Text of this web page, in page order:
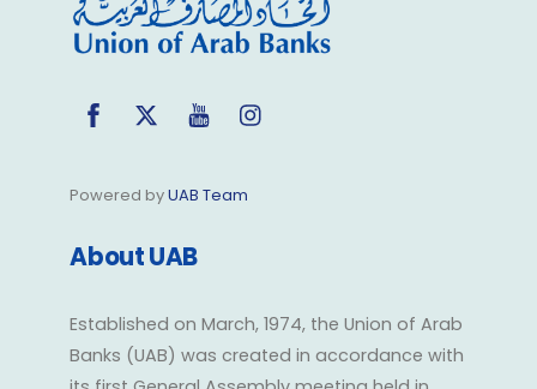
FacebookTwitter YouTube
Powered byUAB Team
About UAB
Established on March, 1974, the Union of Arab
Banks (UAB) was created in accordance with